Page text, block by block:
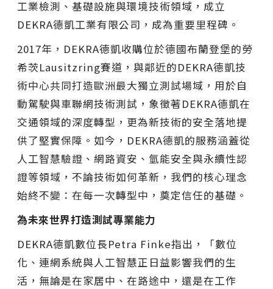
工業檢測、基礎設施與環境技術領域，成立
DEKRA德凱工業有限公司，成為重要里程碑。
2017年，DEKRA德凱收購位於德國布蘭登堡的勞
希茨Lausitzring賽道，與鄰近的DEKRA德凱技
術中心共同打造歐洲最大獨立測試場域，用於自
動駕駛與車聯網技術測試，象徵著DEKRA德凱在
交通領域的深度轉型，更為新技術的安全落地提
供了堅實保障。如今，DEKRA德凱的服務涵蓋從
人工智慧驗證、網路資安、氫能安全與永續性認
證等領域，不論技術如何革新，我們的核心理念
始終不變：在每一次轉型中，奠定信任的基礎。
為未來世界打造測試專業能力
DEKRA德凱數位長Petra Finke指出，「數位
化、連網系統與人工智慧正日益影響我們的生
活，無論是在家居中、在路途中，還是在工作